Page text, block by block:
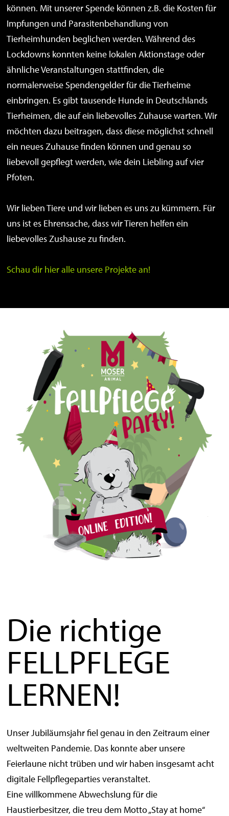
können. Mit unserer Spende können z.B. die Kosten für
Impfungen und Parasitenbehandlung von
Tierheimhunden beglichen werden. Während des
Lockdowns konnten keine lokalen Aktionstage oder
ähnliche Veranstaltungen stattfinden, die
normalerweise Spendengelder für die Tierheime
einbringen. Es gibt tausende Hunde in Deutschlands
Tierheimen, die auf ein liebevolles Zuhause warten. Wir
möchten dazu beitragen, dass diese möglichst schnell
ein neues Zuhause finden können und genau so
liebevoll gepflegt werden, wie dein Liebling auf vier
Pfoten.
Wir lieben Tiere und wir lieben es uns zu kümmern. Für
uns ist es Ehrensache, dass wir Tieren helfen ein
liebevolles Zushause zu finden.
Schau dir hier alle unsere Projekte an!
Die richtige
FELLPFLEGE
LERNEN!
Unser Jubiläumsjahr fiel genau in den Zeitraum einer
weltweiten Pandemie. Das konnte aber unsere
Feierlaune nicht trüben und wir haben insgesamt acht
digitale Fellpflegeparties veranstaltet.
Eine willkommene Abwechslung für die
Haustierbesitzer, die treu dem Motto „Stay at home“